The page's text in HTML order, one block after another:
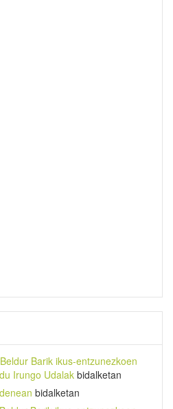
Beldur Barik ikus-entzunezkoen
Irungo Udalak bidalketan
bidalketan